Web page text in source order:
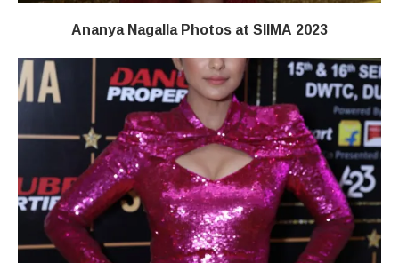
Ananya Nagalla Photos at SIIMA 2023